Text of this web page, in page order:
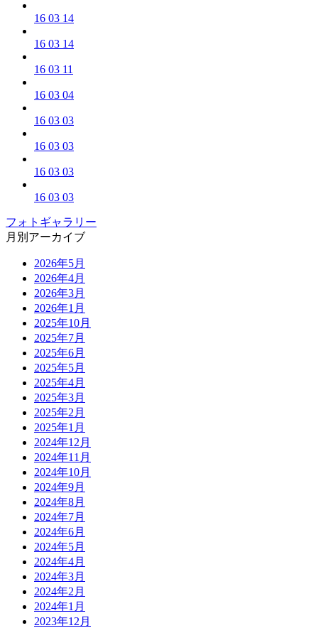
16 03 14
16 03 14
16 03 11
16 03 04
16 03 03
16 03 03
16 03 03
16 03 03
フォトギャラリー
月別アーカイブ
2026年5月
2026年4月
2026年3月
2026年1月
2025年10月
2025年7月
2025年6月
2025年5月
2025年4月
2025年3月
2025年2月
2025年1月
2024年12月
2024年11月
2024年10月
2024年9月
2024年8月
2024年7月
2024年6月
2024年5月
2024年4月
2024年3月
2024年2月
2024年1月
2023年12月